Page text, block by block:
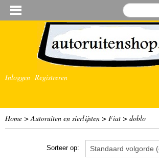
Inloggen Registreren
Home >Autoruiten en sierlijsten > Fiat > doblo
Sorteer op: